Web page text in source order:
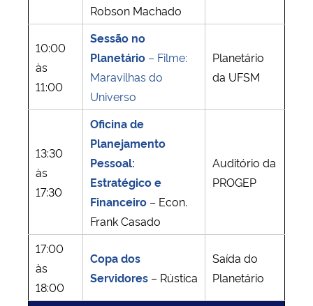
Robson Machado
10:00
às
11:00
Sessão no
Planetário – Filme:
Maravilhas do
Universo
Planetário
da UFSM
13:30
às
17:30
Oficina de
Planejamento
Pessoal:
Estratégico e
Financeiro – Econ.
Frank Casado
Auditório da
PROGEP
17:00
às
18:00
Copa dos
Servidores – Rústica
Saída do
Planetário